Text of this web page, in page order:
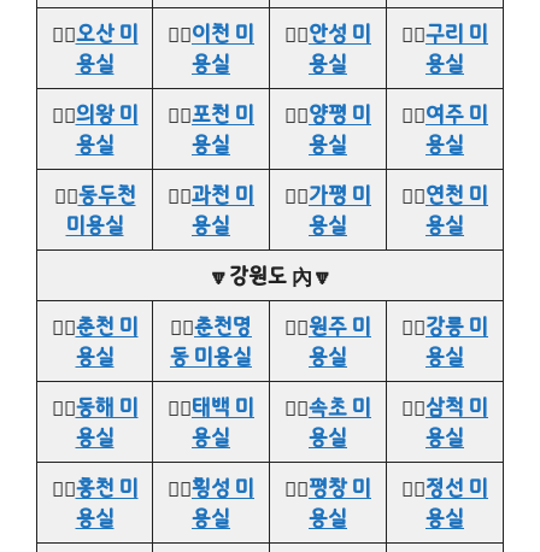
👉🏻오산 미
용실
👉🏻이천 미
용실
👉🏻안성 미
용실
👉🏻구리 미
용실
👉🏻의왕 미
용실
👉🏻포천 미
용실
👉🏻양평 미
용실
👉🏻여주 미
용실
👉🏻동두천
미용실
👉🏻과천 미
용실
👉🏻가평 미
용실
👉🏻연천 미
용실
🔽강원도 內🔽
👉🏻춘천 미
용실
👉🏻춘천명
동 미용실
👉🏻원주 미
용실
👉🏻강릉 미
용실
👉🏻동해 미
용실
👉🏻태백 미
용실
👉🏻속초 미
용실
👉🏻삼척 미
용실
👉🏻홍천 미
용실
👉🏻횡성 미
용실
👉🏻평창 미
용실
👉🏻정선 미
용실